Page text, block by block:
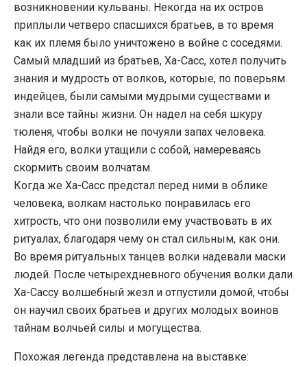
возникновении кульваны. Некогда на их остров
приплыли четверо спасшихся братьев, в то время
как их племя было уничтожено в войне с соседями.
Самый младший из братьев, Ха-Сасс, хотел получить
знания и мудрость от волков, которые, по поверьям
индейцев, были самыми мудрыми существами и
знали все тайны жизни. Он надел на себя шкуру
тюленя, чтобы волки не почуяли запах человека.
Найдя его, волки утащили с собой, намереваясь
скормить своим волчатам.
Когда же Ха-Сасс предстал перед ними в облике
человека, волкам настолько понравилась его
хитрость, что они позволили ему участвовать в их
ритуалах, благодаря чему он стал сильным, как они.
Во время ритуальных танцев волки надевали маски
людей. После четырехдневного обучения волки дали
Ха-Сассу волшебный жезл и отпустили домой, чтобы
он научил своих братьев и других молодых воинов
тайнам волчьей силы и могущества.
Похожая легенда представлена на выставке: